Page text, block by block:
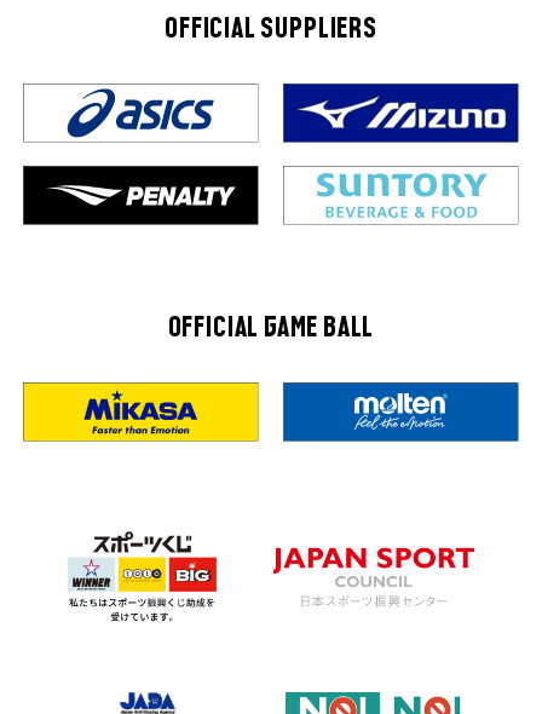
OFFICIAL SUPPLIERS
OFFICIAL GAME BALL